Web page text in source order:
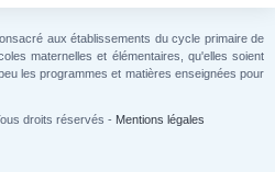
aux établissements du cycle primaire de
maternelles et élémentaires, qu'elles soient
les programmes et matières enseignées pour
droits réservés - Mentions légales